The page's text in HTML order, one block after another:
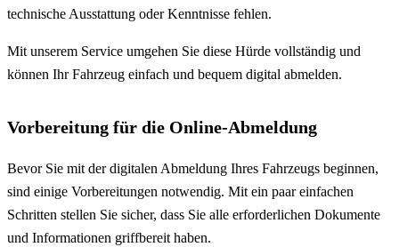
technische Ausstattung oder Kenntnisse fehlen.
Mit unserem Service umgehen Sie diese Hürde vollständig und
können Ihr Fahrzeug einfach und bequem digital abmelden.
Vorbereitung für die Online-Abmeldung
Bevor Sie mit der digitalen Abmeldung Ihres Fahrzeugs beginnen,
sind einige Vorbereitungen notwendig. Mit ein paar einfachen
Schritten stellen Sie sicher, dass Sie alle erforderlichen Dokumente
und Informationen griffbereit haben.